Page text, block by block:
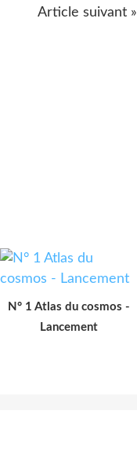
Article suivant »
N° 1 Atlas du cosmos -
Lancement